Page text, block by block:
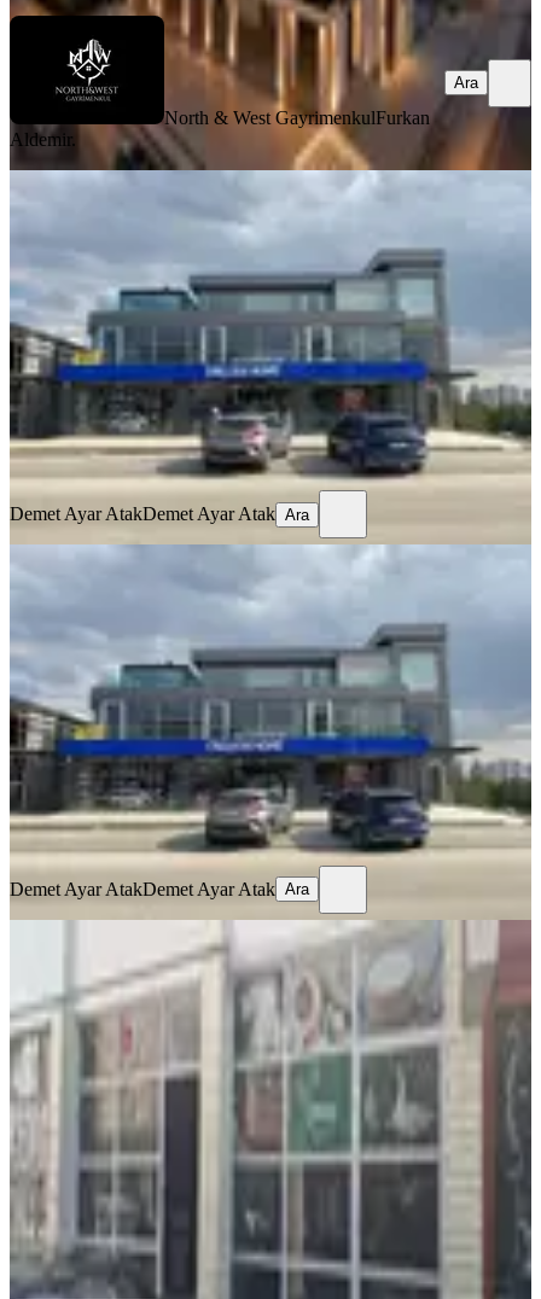
North & West GayrimenkulFurkan
Aldemir.
Ara
Incek Kızılcaşar 316 M² Kiralık Ofis 2
Cephe Panoramik Manzara
Gölbaşı, Kızılcaşar Mahallesi
350 m²· 2. Kat·16.07.2026
175.000 ₺
Demet Ayar AtakDemet Ayar Atak
Demet Ayar AtakDemet Ayar Atak Ara
MERKEZİ
İncek Kızılcaşar Da Kıralık 150 M²
Manzaralı Balkonlu Ofıs
Gölbaşı, Kızılcaşar Mahallesi
5+ Oda
160 m²· 1. Kat·16.07.2026
100.000 ₺
Demet Ayar AtakDemet Ayar Atak
Ara
Demet Ayar AtakDemet Ayar Atak Ara
Hükümet Cadde Yakını, 378. Sokakta
Kiralık Dükkan
Gölbaşı, Gaziosmanpaşa Mahallesi
2 Oda· 40 m²·01.07.2026
Century 21 Gate Taner Moroğlu